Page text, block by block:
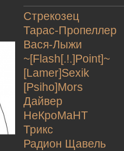
Стрекозец
Тарас-Пропеллер
Вася-Лыжи
~[Flash[.!.]Point]~
[Lamer]Sexik
[Psiho]Mors
Дайвер
НеКроМаНТ
Трикс
Радион Щавель